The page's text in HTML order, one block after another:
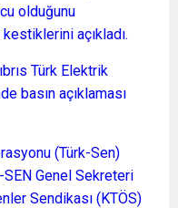
olduğunu
açıkladı.
Türk Elektrik
basın açıklaması
(Türk-Sen)
SEN Genel Sekreteri
Sendikası (KTÖS)